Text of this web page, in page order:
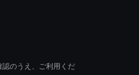
のうえ、ご利用くだ